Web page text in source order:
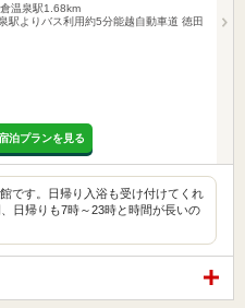
温泉駅1.68km
駅よりバス利用約5分能越自動車道 徳田
泊プランを見る
です。日帰り入浴も受け付けてくれ
日帰りも7時～23時と時間が長いの